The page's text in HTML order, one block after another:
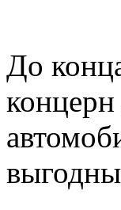
До